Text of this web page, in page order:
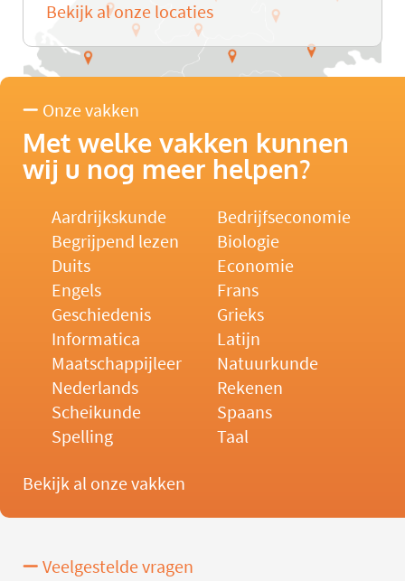
Bekijk al onze locaties
Onze vakken
Met welke vakken kunnen
wij u nog meer helpen?
Aardrijkskunde
Bedrijfseconomie
Begrijpend lezen
Biologie
Duits
Economie
Engels
Frans
Geschiedenis
Grieks
Informatica
Latijn
Maatschappijleer
Natuurkunde
Nederlands
Rekenen
Scheikunde
Spaans
Spelling
Taal
Bekijk al onze vakken
Veelgestelde vragen